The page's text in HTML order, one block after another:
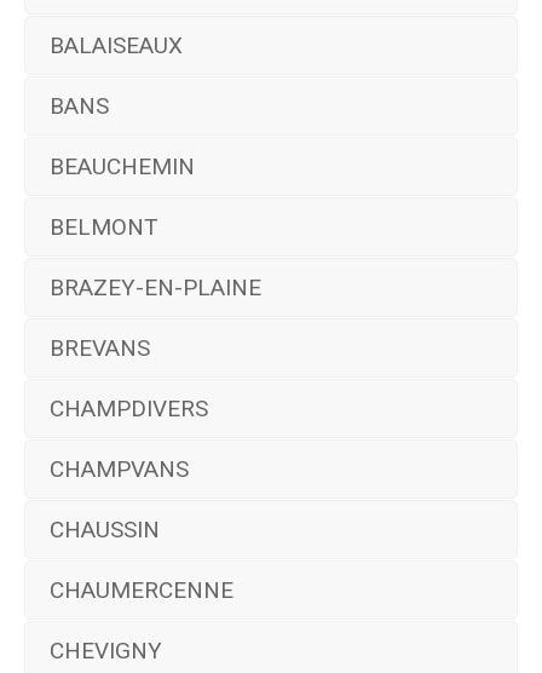
BALAISEAUX
BANS
BEAUCHEMIN
BELMONT
BRAZEY-EN-PLAINE
BREVANS
CHAMPDIVERS
CHAMPVANS
CHAUSSIN
CHAUMERCENNE
CHEVIGNY